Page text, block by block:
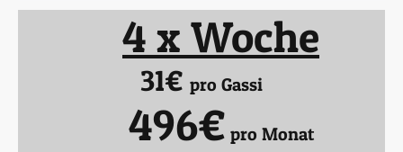
4 x Woche
31€ pro Gassi
496€ pro Monat